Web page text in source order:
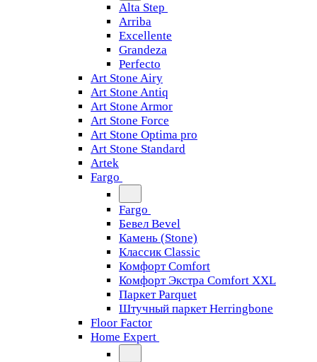
Alta Step
Arriba
Excellente
Grandeza
Perfecto
Art Stone Airy
Art Stone Antiq
Art Stone Armor
Art Stone Force
Art Stone Optima pro
Art Stone Standard
Artek
Fargo
Fargo
Бевел Bevel
Камень (Stone)
Классик Classic
Комфорт Comfort
Комфорт Экстра Comfort XXL
Паркет Parquet
Штучный паркет Herringbone
Floor Factor
Home Expert